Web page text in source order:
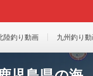
陸釣り動画 九州釣り